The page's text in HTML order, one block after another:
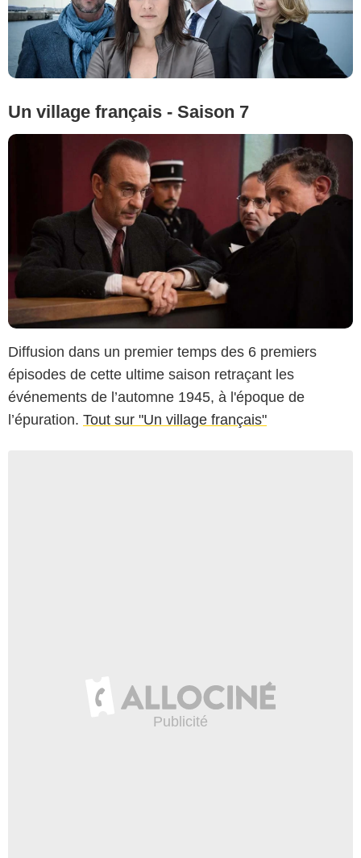
Un village français - Saison 7
Diffusion dans un premier temps des 6 premiers
épisodes de cette ultime saison retraçant les
événements de l’automne 1945, à l'époque de
l’épuration. Tout sur "Un village français"